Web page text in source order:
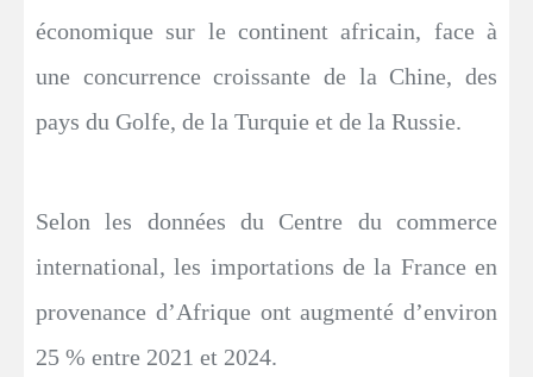
économique sur le continent africain, face à
une concurrence croissante de la Chine, des
pays du Golfe, de la Turquie et de la Russie.
Selon les données du Centre du commerce
international, les importations de la France en
provenance d’Afrique ont augmenté d’environ
25 % entre 2021 et 2024.